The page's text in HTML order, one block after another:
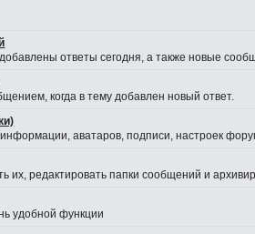
ответы сегодня, а также новые
когда в тему добавлен новый ответ.
аватаров, подписи, настроек
их, редактировать папки сообщений и
удобной функции